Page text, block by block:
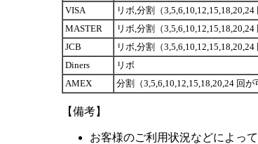
VISA
リボ,分割（3,5,6,10,12,15,18,20,24
MASTER
リボ,分割（3,5,6,10,12,15,18,20,24
JCB
リボ,分割（3,5,6,10,12,15,18,20,24
Diners
リボ
AMEX
分割（3,5,6,10,12,15,18,20,24 回が
【備考】
お客様のご利用状況などによっ